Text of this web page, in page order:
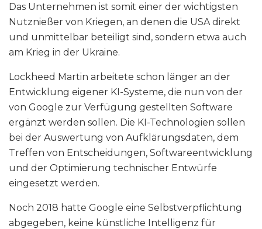
Das Unternehmen ist somit einer der wichtigsten
Nutznießer von Kriegen, an denen die USA direkt
und unmittelbar beteiligt sind, sondern etwa auch
am Krieg in der Ukraine.
Lockheed Martin arbeitete schon länger an der
Entwicklung eigener KI-Systeme, die nun von der
von Google zur Verfügung gestellten Software
ergänzt werden sollen. Die KI-Technologien sollen
bei der Auswertung von Aufklärungsdaten, dem
Treffen von Entscheidungen, Softwareentwicklung
und der Optimierung technischer Entwürfe
eingesetzt werden.
Noch 2018 hatte Google eine Selbstverpflichtung
abgegeben, keine künstliche Intelligenz für